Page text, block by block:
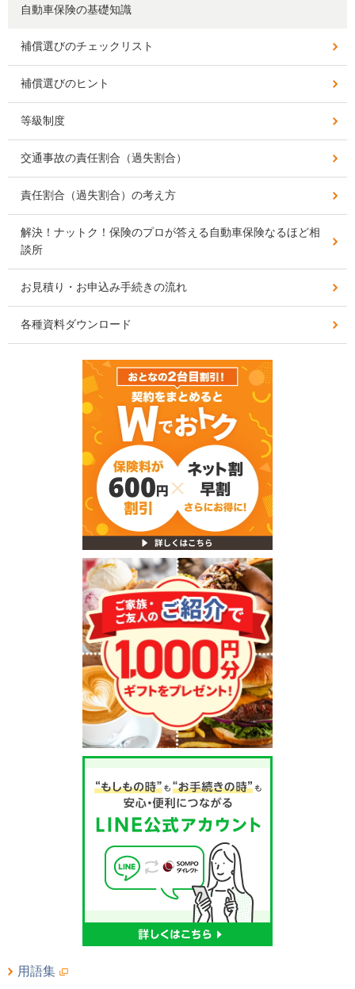
自動車保険の基礎知識
補償選びのチェックリスト
補償選びのヒント
等級制度
交通事故の責任割合（過失割合）
責任割合（過失割合）の考え方
解決！ナットク！保険のプロが答える自動車保険なるほど相
談所
お見積り・お申込み手続きの流れ
各種資料ダウンロード
用語集